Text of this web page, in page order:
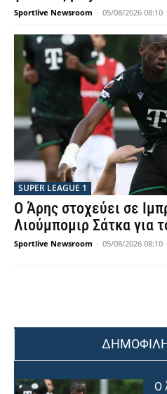
Sportlive Newsroom - 05/08/2026 08:10
SUPER LEAGUE 1
Ο Άρης στοχεύει σε
Λιούμπομιρ Σάτκα για
Sportlive Newsroom - 05/08/2026 08:10
Ο